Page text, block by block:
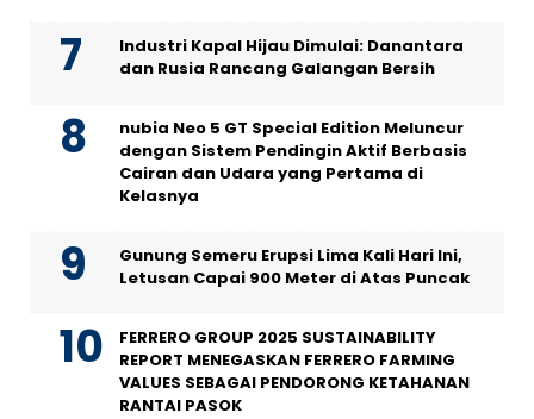
Industri Kapal Hijau Dimulai: Danantara
dan Rusia Rancang Galangan Bersih
nubia Neo 5 GT Special Edition Meluncur
dengan Sistem Pendingin Aktif Berbasis
Cairan dan Udara yang Pertama di
Kelasnya
Gunung Semeru Erupsi Lima Kali Hari Ini,
Letusan Capai 900 Meter di Atas Puncak
FERRERO GROUP 2025 SUSTAINABILITY
REPORT MENEGASKAN FERRERO FARMING
VALUES SEBAGAI PENDORONG KETAHANAN
RANTAI PASOK